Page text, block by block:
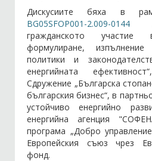
Дискусиите бяха в
BG05SFOP001-2.009-0144
гражданското
формулиране,
политики и
енергийната
Сдружение „Българска
българския бизнес“, в
устойчиво енергийно
енергийна агенция
програма „Добро
Европейския съюз чрез
фонд.